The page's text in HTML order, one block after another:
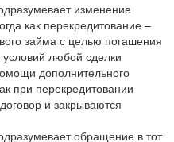
изменение
как перекредитование –
займа с целью погашения
любой сделки
дополнительного
при перекредитовании
и закрываются
обращение в тот